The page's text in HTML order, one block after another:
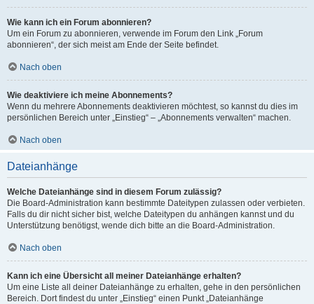
Wie kann ich ein Forum abonnieren?
Um ein Forum zu abonnieren, verwende im Forum den Link „Forum
abonnieren“, der sich meist am Ende der Seite befindet.
Nach oben
Wie deaktiviere ich meine Abonnements?
Wenn du mehrere Abonnements deaktivieren möchtest, so kannst du dies im
persönlichen Bereich unter „Einstieg“ – „Abonnements verwalten“ machen.
Nach oben
Dateianhänge
Welche Dateianhänge sind in diesem Forum zulässig?
Die Board-Administration kann bestimmte Dateitypen zulassen oder verbieten.
Falls du dir nicht sicher bist, welche Dateitypen du anhängen kannst und du
Unterstützung benötigst, wende dich bitte an die Board-Administration.
Nach oben
Kann ich eine Übersicht all meiner Dateianhänge erhalten?
Um eine Liste all deiner Dateianhänge zu erhalten, gehe in den persönlichen
Bereich. Dort findest du unter „Einstieg“ einen Punkt „Dateianhänge